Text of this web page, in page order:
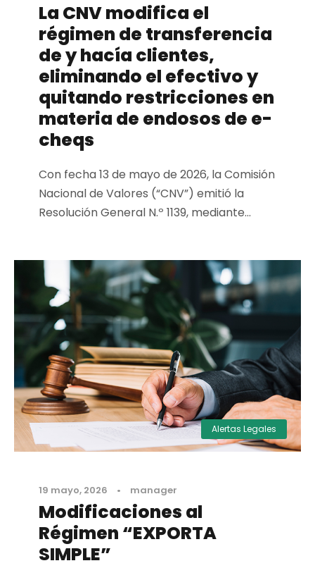
La CNV modifica el
régimen de transferencia
de y hacía clientes,
eliminando el efectivo y
quitando restricciones en
materia de endosos de e-
cheqs
Con fecha 13 de mayo de 2026, la Comisión
Nacional de Valores (“CNV”) emitió la
Resolución General N.º 1139, mediante...
Alertas Legales
19 mayo, 2026 • manager
Modificaciones al
Régimen “EXPORTA
SIMPLE”